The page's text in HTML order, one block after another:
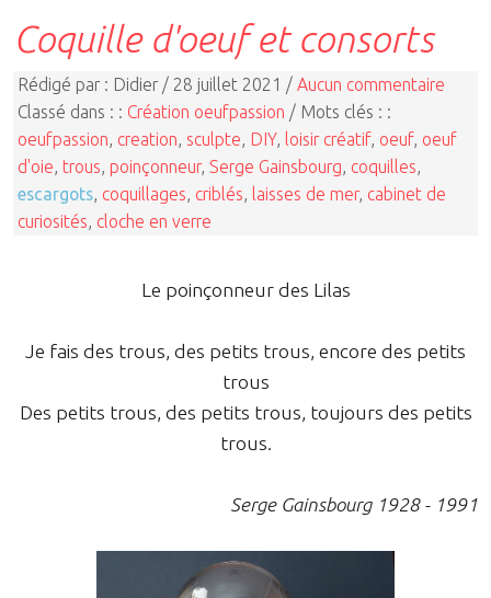
Coquille d'oeuf et consorts
Rédigé par : Didier / 28 juillet 2021 / Aucun commentaire
Classé dans : : Création oeufpassion / Mots clés : :
oeufpassion, creation, sculpte, DIY, loisir créatif, oeuf, oeuf
d'oie, trous, poinçonneur, Serge Gainsbourg, coquilles,
escargots, coquillages, criblés, laisses de mer, cabinet de
curiosités, cloche en verre
Le poinçonneur des Lilas
Je fais des trous, des petits trous, encore des petits
trous
Des petits trous, des petits trous, toujours des petits
trous.
Serge Gainsbourg 1928 - 1991